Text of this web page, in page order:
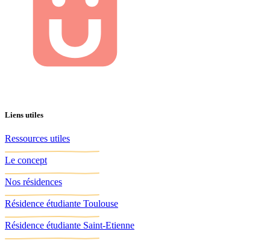
Liens utiles
Ressources utiles
Le concept
Nos résidences
Résidence étudiante Toulouse
Résidence étudiante Saint-Etienne